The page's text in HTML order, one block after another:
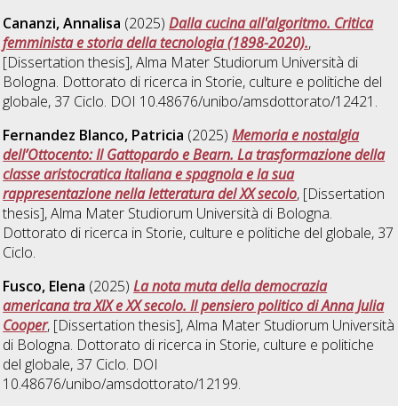
Cananzi, Annalisa (2025)Dalla cucina all'algoritmo. Critica
femminista e storia della tecnologia (1898-2020).,
[Dissertation thesis], Alma Mater Studiorum Università di
Bologna. Dottorato di ricerca in Storie, culture e politiche del
globale, 37 Ciclo. DOI 10.48676/unibo/amsdottorato/12421.
Fernandez Blanco, Patricia (2025)Memoria e nostalgia
dell’Ottocento: Il Gattopardo e Bearn. La trasformazione della
classe aristocratica italiana e spagnola e la sua
rappresentazione nella letteratura del XX secolo, [Dissertation
thesis], Alma Mater Studiorum Università di Bologna.
Dottorato di ricerca in Storie, culture e politiche del globale, 37
Ciclo.
Fusco, Elena (2025)La nota muta della democrazia
americana tra XIX e XX secolo. Il pensiero politico di Anna Julia
Cooper, [Dissertation thesis], Alma Mater Studiorum Università
di Bologna. Dottorato di ricerca in Storie, culture e politiche
del globale, 37 Ciclo. DOI
10.48676/unibo/amsdottorato/12199.